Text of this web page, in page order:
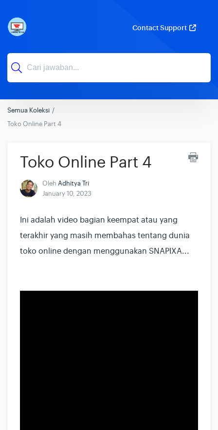
Contact Support
Semua Koleksi
Toko Online Part 4
Toko Online Part 4
Oleh Adhitya Tri
January 10, 2023
Ini adalah video bagian keempat atau yang
terakhir yang masih membahas tentang dunia
toko online dengan menggunakan SNAPIXA...